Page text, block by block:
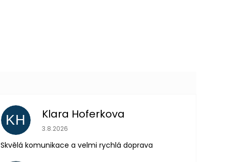
KH Klara Hoferkova
Hodnocení obchodu je 5 z 5 hvězdiček.
3.8.2026
Skvělá komunikace a velmi rychlá doprava